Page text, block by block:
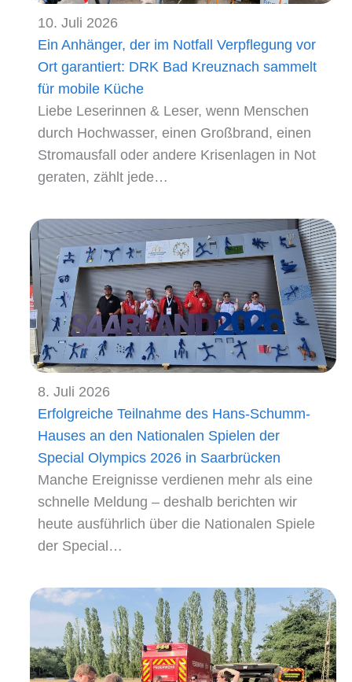
10. Juli 2026
Ein Anhänger, der im Notfall Verpflegung vor
Ort garantiert: DRK Bad Kreuznach sammelt
für mobile Küche
Liebe Leserinnen & Leser, wenn Menschen
durch Hochwasser, einen Großbrand, einen
Stromausfall oder andere Krisenlagen in Not
geraten, zählt jede…
8. Juli 2026
Erfolgreiche Teilnahme des Hans-Schumm-
Hauses an den Nationalen Spielen der
Special Olympics 2026 in Saarbrücken
Manche Ereignisse verdienen mehr als eine
schnelle Meldung – deshalb berichten wir
heute ausführlich über die Nationalen Spiele
der Special…